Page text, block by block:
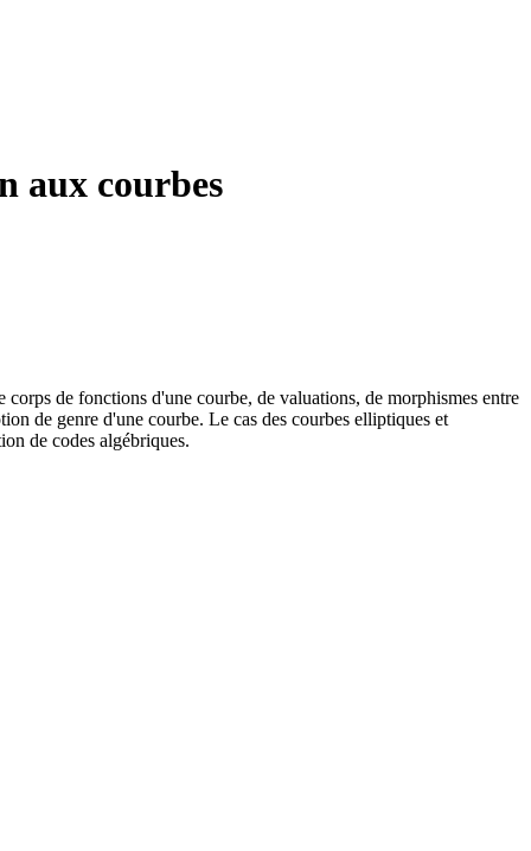
aux courbes
de fonctions d'une courbe, de valuations, de morphismes entre
de genre d'une courbe. Le cas des courbes elliptiques et
de codes algébriques.